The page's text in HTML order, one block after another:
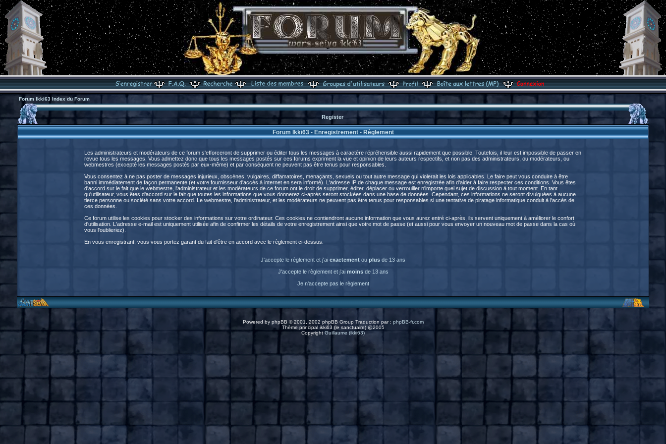
Forum Ikki63 Index du Forum
Register
Forum Ikki63 - Enregistrement - Règlement
Les administrateurs et modérateurs de ce forum s'efforceront de supprimer ou éditer tous les messages à caractère répréhensible aussi rapidement que possible. Toutefois, il leur est impossible de passer en
revue tous les messages. Vous admettez donc que tous les messages postés sur ces forums expriment la vue et opinion de leurs auteurs respectifs, et non pas des administrateurs, ou modérateurs, ou
webmestres (excepté les messages postés par eux-même) et par conséquent ne peuvent pas être tenus pour responsables.
Vous consentez à ne pas poster de messages injurieux, obscènes, vulgaires, diffamatoires, menaçants, sexuels ou tout autre message qui violerait les lois applicables. Le faire peut vous conduire à être
banni immédiatement de façon permanente (et votre fournisseur d'accès à internet en sera informé). L'adresse IP de chaque message est enregistrée afin d'aider à faire respecter ces conditions. Vous êtes
d'accord sur le fait que le webmestre, l'administrateur et les modérateurs de ce forum ont le droit de supprimer, éditer, déplacer ou verrouiller n'importe quel sujet de discussion à tout moment. En tant
qu'utilisateur, vous êtes d'accord sur le fait que toutes les informations que vous donnerez ci-après seront stockées dans une base de données. Cependant, ces informations ne seront divulguées à aucune
tierce personne ou société sans votre accord. Le webmestre, l'administrateur, et les modérateurs ne peuvent pas être tenus pour responsables si une tentative de piratage informatique conduit à l'accès de
ces données.
Ce forum utilise les cookies pour stocker des informations sur votre ordinateur. Ces cookies ne contiendront aucune information que vous aurez entré ci-après, ils servent uniquement à améliorer le confort
d'utilisation. L'adresse e-mail est uniquement utilisée afin de confirmer les détails de votre enregistrement ainsi que votre mot de passe (et aussi pour vous envoyer un nouveau mot de passe dans la cas où
vous l'oublieriez).
En vous enregistrant, vous vous portez garant du fait d'être en accord avec le règlement ci-dessus.
J'accepte le règlement et j'ai exactement ou plus de 13 ans
J'accepte le règlement et j'ai moinsde 13 ans
Je n'accepte pas le règlement
Powered by phpBB © 2001, 2002 phpBB Group Traduction par : phpBB-fr.com
Thème principal ikki63 (le sanctuaire) @2005
Copyright Guillaume (ikki63)